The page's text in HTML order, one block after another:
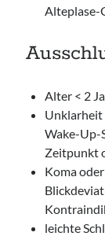
Alteplase-
Alter < 2
Unklarheit
Wake-Up-
Zeitpunkt
Koma
leichte